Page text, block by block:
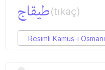
طیقاج(tıkaç)
Resimli Kamus-ı Osmani